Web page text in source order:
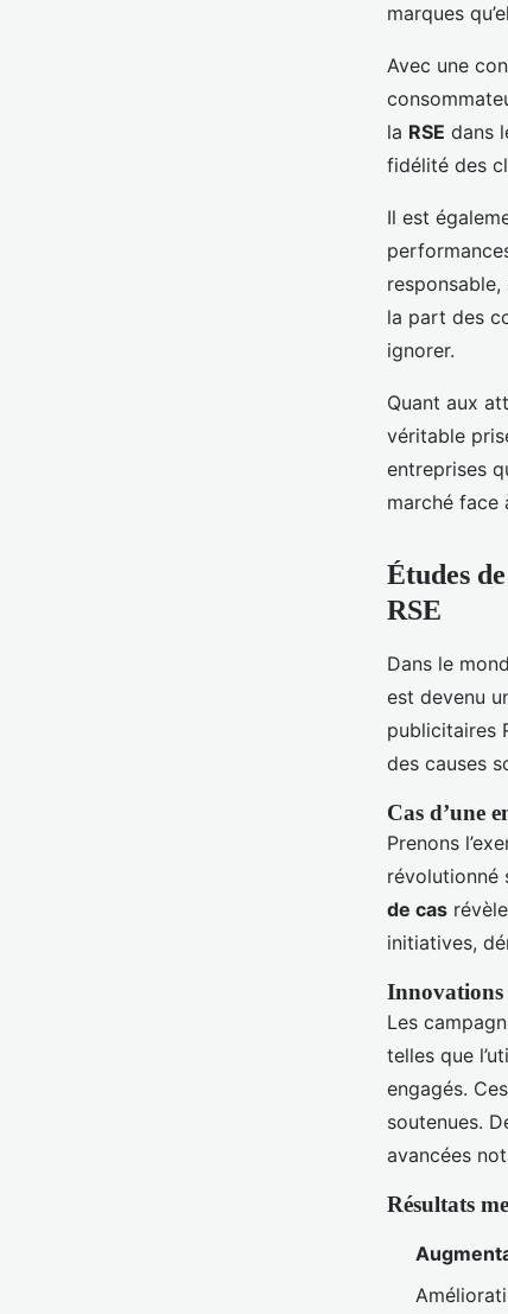
marques
Avec une
la RSE dans
fidélité des
Il est
la part des
ignorer.
Quant aux
véritable
entreprises
marché face
Études
RSE
Dans le
est devenu
publicitaires
des causes
Cas d’une
Prenons
révolutionné
de cas
initiatives,
Innovations
Les
telles que
engagés.
soutenues.
avancées
Résultats